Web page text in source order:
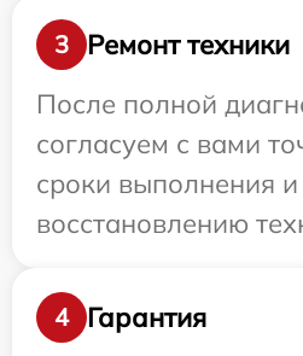
3
Ремонт техники
После полной
согласуем с вами
сроки выполнения
восстановлению
4
Гарантия